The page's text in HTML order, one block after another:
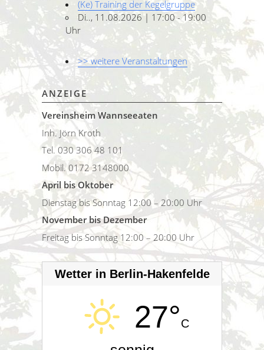
(Ke) Training der Kegelgruppe
Di.., 11.08.2026 | 17:00 - 19:00
Uhr
>> weitere Veranstaltungen
ANZEIGE
Vereinsheim Wannseeaten
Inh. Jörn Kroth
Tel. 030 306 48 101
Mobil. 0172 3148000
April bis Oktober
Dienstag bis Sonntag 12:00 – 20:00 Uhr
November bis Dezember
Freitag bis Sonntag 12:00 – 20:00 Uhr
Wetter in Berlin-Hakenfelde
27°C